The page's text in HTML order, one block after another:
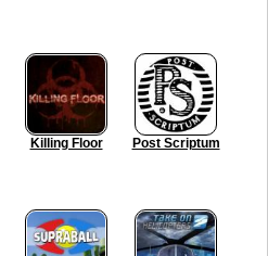
Killing Floor Post Scriptum